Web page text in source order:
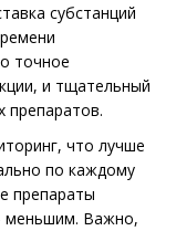
субстанций
точное
и тщательный
препаратов.
что лучше
по каждому
препараты
меньшим. Важно,